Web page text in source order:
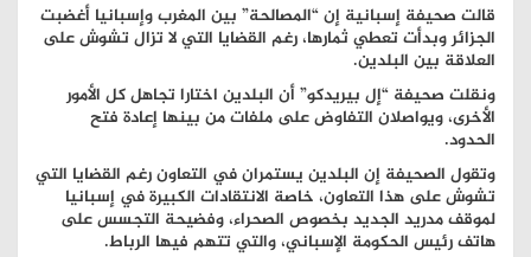
قالت صحيفة إسبانية إن “المصالحة” بين المغرب وإسبانيا أغضبت
الجزائر وبدأت تعطي ثمارها، رغم القضايا التي لا تزال تشوش على
العلاقة بين البلدين.
ونقلت صحيفة “إل بيريدكو” أن البلدين اختارا تجاهل كل الأمور
الأخرى، ويواصلان التفاوض على ملفات من بينها إعادة فتح
الحدود.
وتقول الصحيفة إن البلدين يستمران في التعاون رغم القضايا التي
تشوش على هذا التعاون، خاصة الانتقادات الكبيرة في إسبانيا
لموقف مدريد الجديد بخصوص الصحراء، وفضيحة التجسس على
هاتف رئيس الحكومة الإسباني، والتي تتهم فيها الرباط.